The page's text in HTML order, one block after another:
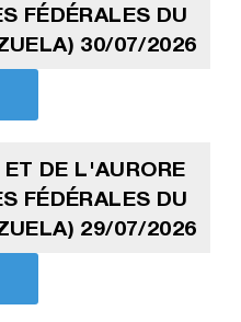
FÉDÉRALES DU
30/07/2026
DE L'AURORE
FÉDÉRALES DU
29/07/2026